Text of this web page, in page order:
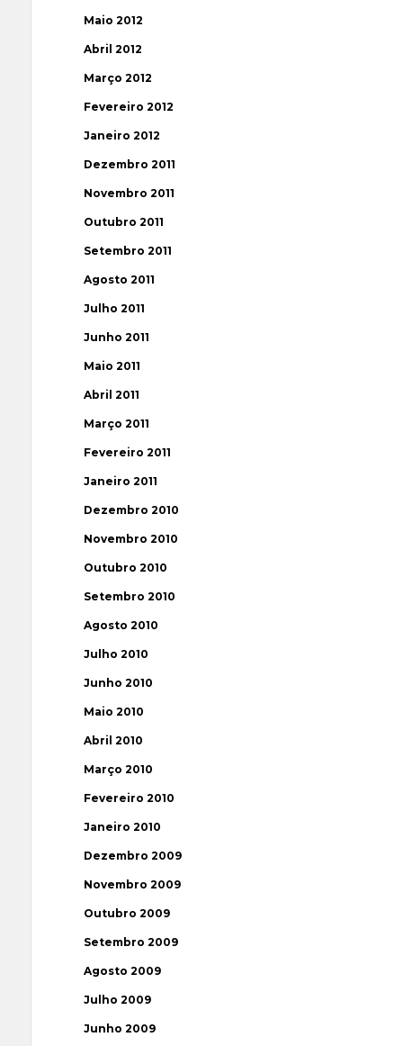
Maio 2012
Abril 2012
Março 2012
Fevereiro 2012
Janeiro 2012
Dezembro 2011
Novembro 2011
Outubro 2011
Setembro 2011
Agosto 2011
Julho 2011
Junho 2011
Maio 2011
Abril 2011
Março 2011
Fevereiro 2011
Janeiro 2011
Dezembro 2010
Novembro 2010
Outubro 2010
Setembro 2010
Agosto 2010
Julho 2010
Junho 2010
Maio 2010
Abril 2010
Março 2010
Fevereiro 2010
Janeiro 2010
Dezembro 2009
Novembro 2009
Outubro 2009
Setembro 2009
Agosto 2009
Julho 2009
Junho 2009